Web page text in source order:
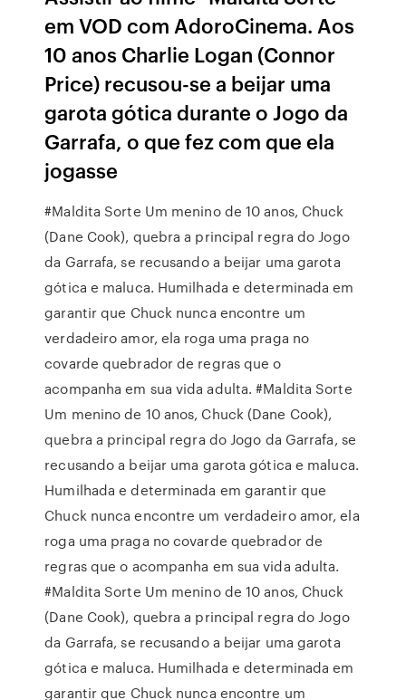
em VOD com AdoroCinema. Aos
10 anos Charlie Logan (Connor
Price) recusou-se a beijar uma
garota gótica durante o Jogo da
Garrafa, o que fez com que ela
jogasse
#Maldita Sorte Um menino de 10 anos, Chuck
(Dane Cook), quebra a principal regra do Jogo
da Garrafa, se recusando a beijar uma garota
gótica e maluca. Humilhada e determinada em
garantir que Chuck nunca encontre um
verdadeiro amor, ela roga uma praga no
covarde quebrador de regras que o
acompanha em sua vida adulta. #Maldita Sorte
Um menino de 10 anos, Chuck (Dane Cook),
quebra a principal regra do Jogo da Garrafa, se
recusando a beijar uma garota gótica e maluca.
Humilhada e determinada em garantir que
Chuck nunca encontre um verdadeiro amor, ela
roga uma praga no covarde quebrador de
regras que o acompanha em sua vida adulta.
#Maldita Sorte Um menino de 10 anos, Chuck
(Dane Cook), quebra a principal regra do Jogo
da Garrafa, se recusando a beijar uma garota
gótica e maluca. Humilhada e determinada em
garantir que Chuck nunca encontre um